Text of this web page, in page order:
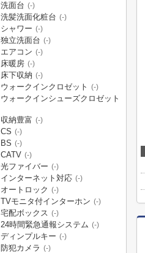
洗面台 (-)
洗髪洗面化粧台 (-)
シャワー (-)
独立洗面台 (-)
エアコン (-)
床暖房 (-)
床下収納 (-)
ウォークインクロゼット (-)
ウォークインシューズクロゼット
収納豊富 (-)
CS (-)
BS (-)
CATV (-)
光ファイバー (-)
インターネット対応 (-)
オートロック (-)
TVモニタ付インターホン (-)
宅配ボックス (-)
24時間緊急通報システム (-)
ディンプルキー (-)
防犯カメラ (-)